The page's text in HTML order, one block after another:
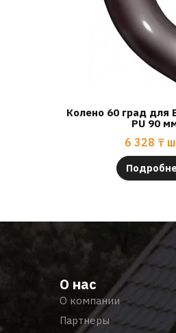
Колено 60 град для
PU 90
6 328 ₸
О нас
О компании
Партнеры